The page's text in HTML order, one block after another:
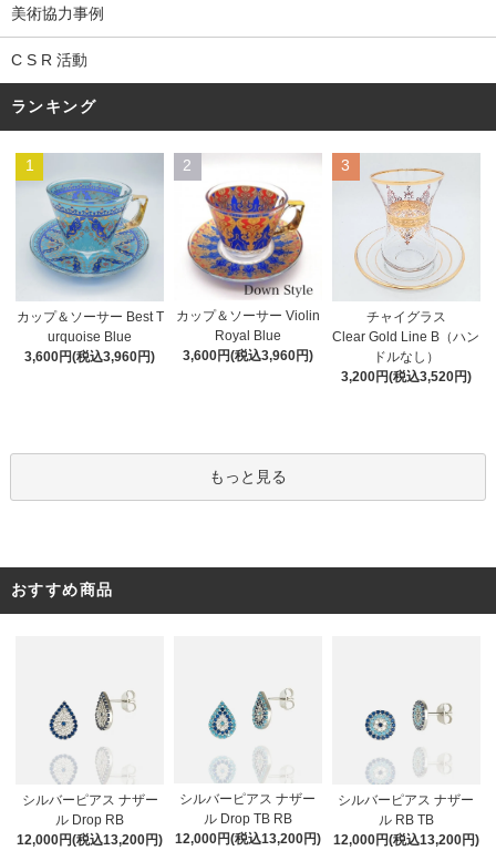
美術協力事例
C S R 活動
ランキング
1
カップ＆ソーサー Best T
urquoise Blue
3,600円(税込3,960円)
2
カップ＆ソーサー Violin
Royal Blue
3,600円(税込3,960円)
3
チャイグラス
Clear Gold Line B（ハン
ドルなし）
3,200円(税込3,520円)
もっと見る
おすすめ商品
シルバーピアス ナザー
ル Drop RB
12,000円(税込13,200円)
シルバーピアス ナザー
ル Drop TB RB
12,000円(税込13,200円)
シルバーピアス ナザー
ル RB TB
12,000円(税込13,200円)